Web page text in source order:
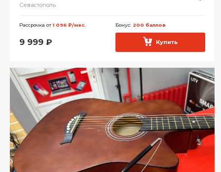
Севастополь
Рассрочка от1 096 ₽/мес. Бонус: 200 баллов
9 999 ₽ Купить